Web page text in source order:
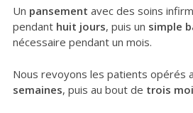
Un pansement avec des soins
pendant huit jours, puis un simple
nécessaire pendant un mois.
Nous revoyons les patients opérés
semaines, puis au bout de trois